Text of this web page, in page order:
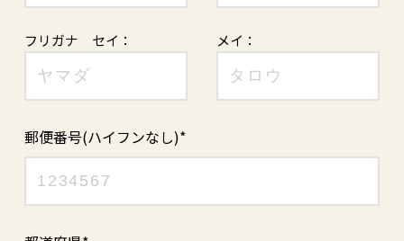
フリガナ セイ： メイ：
郵便番号(ハイフンなし)*